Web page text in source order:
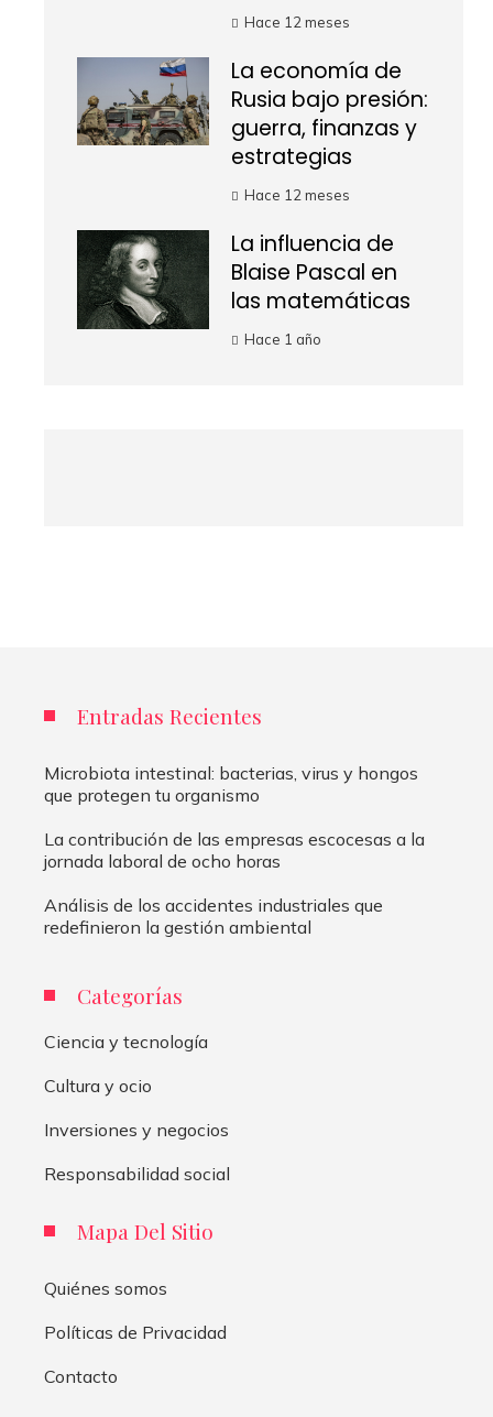
Hace 12 meses
La economía de
Rusia bajo presión:
guerra, finanzas y
estrategias
Hace 12 meses
La influencia de
Blaise Pascal en
las matemáticas
Hace 1 año
Entradas Recientes
Microbiota intestinal: bacterias, virus y hongos
que protegen tu organismo
La contribución de las empresas escocesas a la
jornada laboral de ocho horas
Análisis de los accidentes industriales que
redefinieron la gestión ambiental
Categorías
Ciencia y tecnología
Cultura y ocio
Inversiones y negocios
Responsabilidad social
Mapa Del Sitio
Quiénes somos
Políticas de Privacidad
Contacto